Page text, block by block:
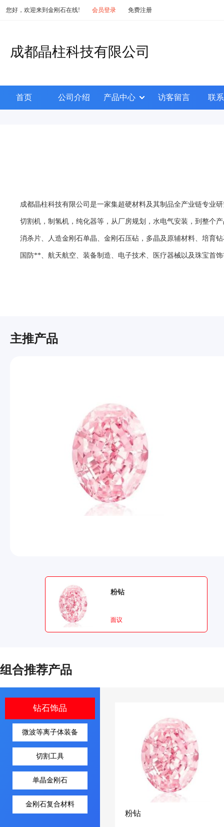
您好，欢迎来到金刚石在线! 会员登录 免费注册
成都晶柱科技有限公司
首页 公司介绍 产品中心 访客留言 联
成都晶柱科技有限公司是一家集超硬材料及其制品全产业链专业
切割机，制氢机，纯化器等，从厂房规划，水电气安装，到整个
消杀片、人造金刚石单晶、金刚石压砧，多晶及原辅材料、培育
国防**、航天航空、装备制造、电子技术、医疗器械以及珠宝首
主推产品
粉钻
面议
组合推荐产品
钻石饰品
微波等离子体装备
切割工具
单晶金刚石
金刚石复合材料
粉钻